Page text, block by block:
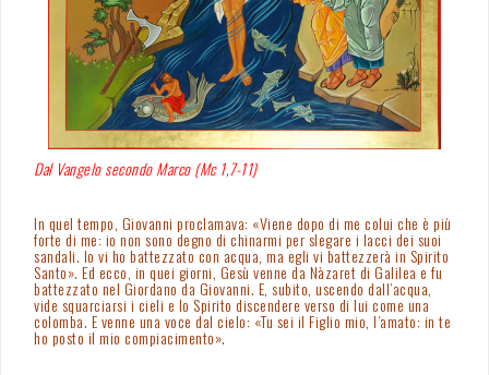
Dal Vangelo secondo Marco (Mc 1,7-11)
In quel tempo, Giovanni proclamava: «Viene dopo di me colui che è più
forte di me: io non sono degno di chinarmi per slegare i lacci dei suoi
sandali. Io vi ho battezzato con acqua, ma egli vi battezzerà in Spirito
Santo». Ed ecco, in quei giorni, Gesù venne da Nàzaret di Galilea e fu
battezzato nel Giordano da Giovanni. E, subito, uscendo dall’acqua,
vide squarciarsi i cieli e lo Spirito discendere verso di lui come una
colomba. E venne una voce dal cielo: «Tu sei il Figlio mio, l’amato: in te
ho posto il mio compiacimento».